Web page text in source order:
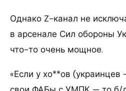
Однако Z-канал не
в арсенале Сил обороны
что-то очень мощное.
«Если у хо**ов (украинцев